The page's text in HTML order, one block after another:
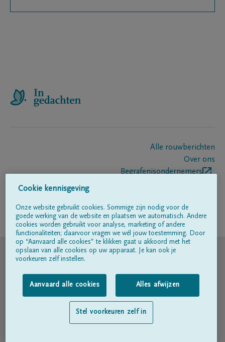
Alle rouwberichten
Over ons
Begrafenisondernemers
Volg ons op
© DELA
Gebruiksvoorwaarden
Privacyverklaring
Toegankelijkheidsverklaring
Cookie kennisgeving
Onze website gebruikt cookies. Sommige zijn nodig voor de
goede werking van de website en plaatsen we automatisch. Andere
cookies worden gebruikt voor analyse, marketing of andere
functionaliteiten; daarvoor vragen we wél jouw toestemming. Door
op “Aanvaard alle cookies” te klikken gaat u akkoord met het
opslaan van alle cookies op uw apparaat. Je kan ook je
voorkeuren zelf instellen.
Aanvaard alle cookies Alles afwijzen
Stel voorkeuren zelf in